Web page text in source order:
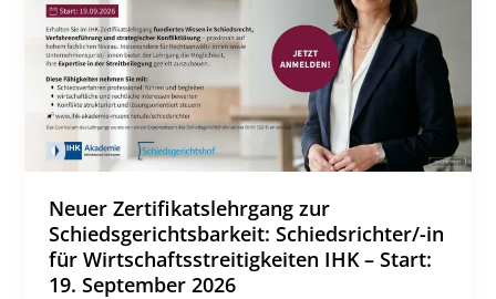
Neuer Zertifikatslehrgang zur
Schiedsgerichtsbarkeit: Schiedsrichter/-in
für Wirtschaftsstreitigkeiten IHK – Start:
19. September 2026